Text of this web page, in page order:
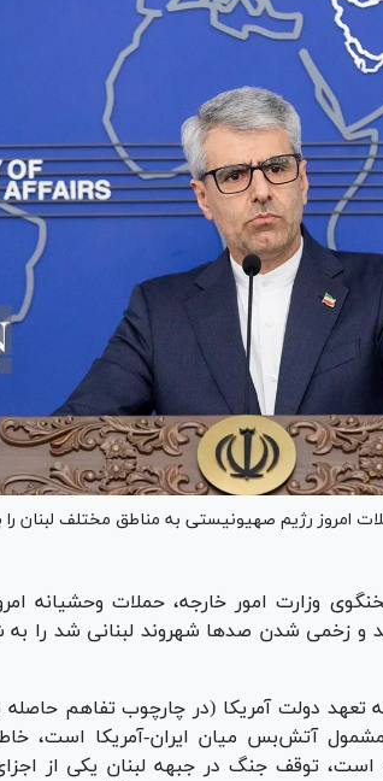
امروز رژیم صهیونیستی به مناطق مختلف لبنان
وزارت امور خارجه، حملات وحشیانه
و زخمی شدن صد‌ها شهروند لبنانی شد را
تعهد دولت آمریکا (در چارچوب تفاهم حاصله
مشمول آتش‌بس میان ایران-آمریکا است،
است، توقف جنگ در جبهه لبنان یکی از